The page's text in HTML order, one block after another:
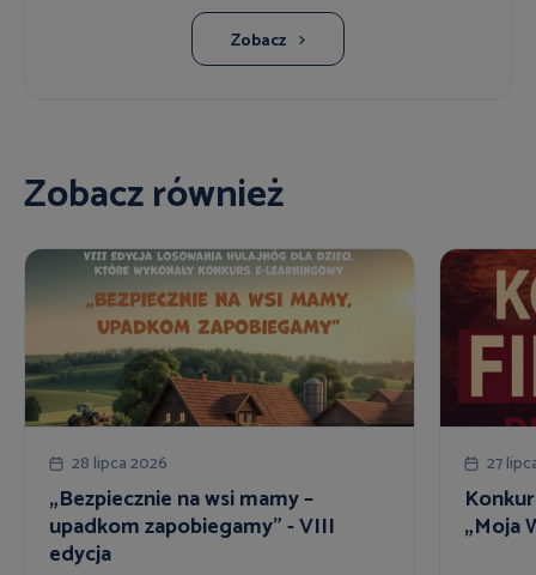
Zobacz
Zobacz również
28 lipca 2026
„Bezpiecznie na wsi mamy –
upadkom zapobiegamy” - VIII
edycja
27
„Moja